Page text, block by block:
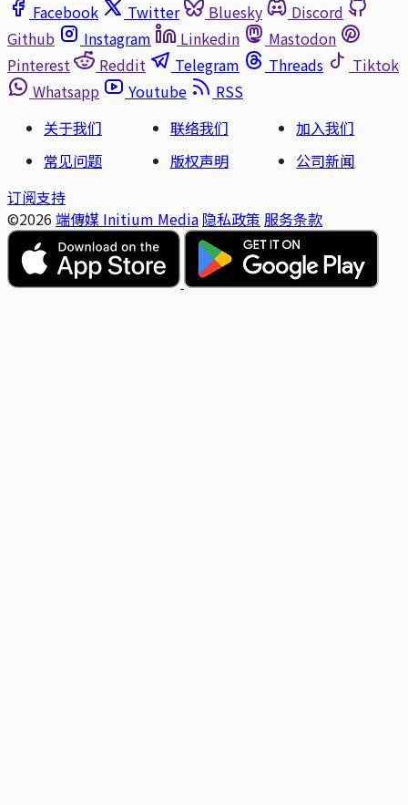
Facebook
Twitter Bluesky
Discord
Github
Instagram Linkedin
Mastodon
Pinterest
Reddit Telegram Threads
Tiktok
Whatsapp
Youtube
RSS
关于我们
联络我们
加入我们
常见问题
版权声明
公司新闻
订阅支持
©2026 端傳媒 Initium Media 隐私政策 服务条款